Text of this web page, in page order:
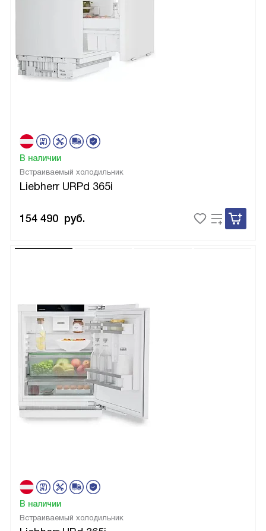
Встраиваемый холодильник
Liebherr URPd 365i
В наличии
154 490 руб.
Встраиваемый холодильник
В наличии